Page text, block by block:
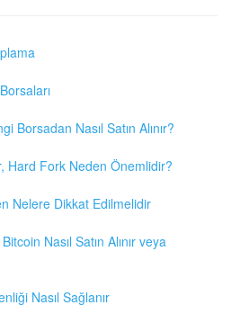
Borsadan Nasıl Satın Alınır?
Hard Fork Neden Önemlidir?
Nelere Dikkat Edilmelidir
Nasıl Satın Alınır veya
Nasıl Sağlanır